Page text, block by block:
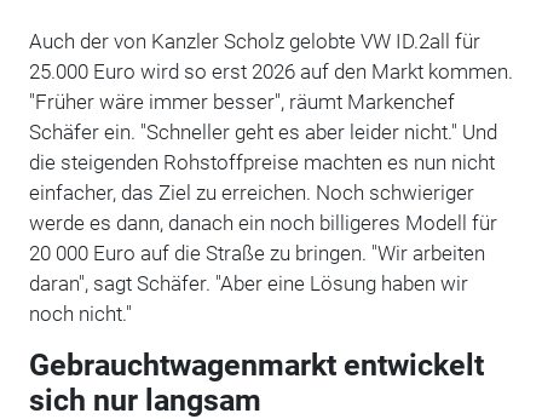
Auch der von Kanzler Scholz gelobte VW ID.2all für
25.000 Euro wird so erst 2026 auf den Markt kommen.
"Früher wäre immer besser", räumt Markenchef
Schäfer ein. "Schneller geht es aber leider nicht." Und
die steigenden Rohstoffpreise machten es nun nicht
einfacher, das Ziel zu erreichen. Noch schwieriger
werde es dann, danach ein noch billigeres Modell für
20 000 Euro auf die Straße zu bringen. "Wir arbeiten
daran", sagt Schäfer. "Aber eine Lösung haben wir
noch nicht."
Gebrauchtwagenmarkt entwickelt
sich nur langsam